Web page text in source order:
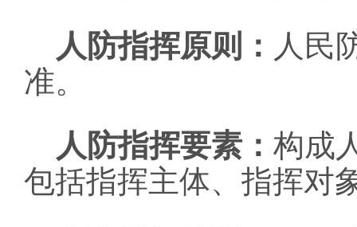
人防指挥原则： 人民
准。
人防指挥要素： 构成
包括指挥主体、指挥对